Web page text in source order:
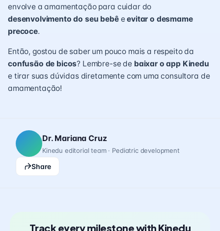
envolve a amamentação para cuidar do
desenvolvimento do seu bebêeevitar o desmame
precoce.
Então, gostou de saber um pouco mais a respeito da
confusão de bicos? Lembre-se de baixar o app Kinedu
e tirar suas dúvidas diretamente com uma consultora de
amamentação!
Dr. Mariana Cruz
Kinedu editorial team · Pediatric development
Share
Track every milestone with Kinedu